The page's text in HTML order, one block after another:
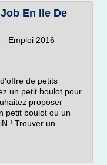
En Ile De
- Emploi 2016
de petits
un petit boulot pour
proposer
petit boulot ou un
! Trouver un...